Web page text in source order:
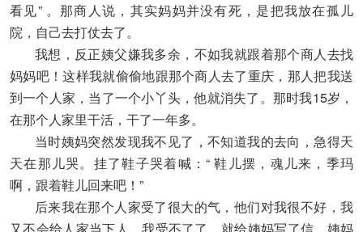
看见” 。那商人说，其实妈妈并没有死，是把我放在孤儿
院，自己去打仗去了。
我想，反正姨父嫌我多余，不如我就跟着那个商人去找
妈妈吧！这样我就偷偷地跟那个商人去了重庆，那人把我送
到一个人家，当了一个小丫头，他就消失了。那时我15岁，
在那个人家里干活，干了一年多。
当时姨妈突然发现我不见了，不知道我的去向，急得天
天在那儿哭。挂了鞋子哭着喊：“ 鞋儿摆，魂儿来，季玛
啊，跟着鞋儿回来吧！”
后来我在那个人家受了很大的气，他们对我很不好，我